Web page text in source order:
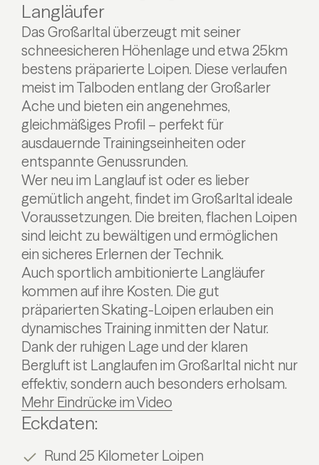
Langläufer
Das Großarltal überzeugt mit seiner
schneesicheren Höhenlage und etwa 25km
bestens präparierte Loipen. Diese verlaufen
meist im Talboden entlang der Großarler
Ache und bieten ein angenehmes,
gleichmäßiges Profil – perfekt für
ausdauernde Trainingseinheiten oder
entspannte Genussrunden.
Wer neu im Langlauf ist oder es lieber
gemütlich angeht, findet im Großarltal ideale
Voraussetzungen. Die breiten, flachen Loipen
sind leicht zu bewältigen und ermöglichen
ein sicheres Erlernen der Technik.
Auch sportlich ambitionierte Langläufer
kommen auf ihre Kosten. Die gut
präparierten Skating-Loipen erlauben ein
dynamisches Training inmitten der Natur.
Dank der ruhigen Lage und der klaren
Bergluft ist Langlaufen im Großarltal nicht nur
effektiv, sondern auch besonders erholsam.
Mehr Eindrücke im Video
Eckdaten:
Rund 25 Kilometer Loipen